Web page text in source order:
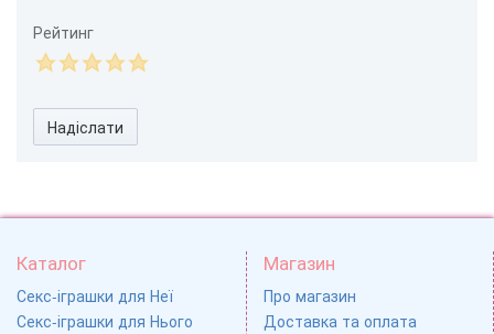
Рейтинг
Надіслати
Каталог
Секс-іграшки для Неї
Секс-іграшки для Нього
Магазин
Про магазин
Доставка та оплата